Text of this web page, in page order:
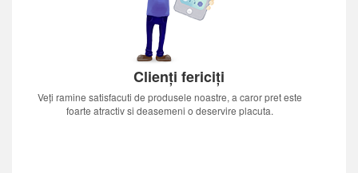
Clienți fericiți
Veți ramine satisfacuti de produsele noastre, a caror pret este
foarte atractiv si deasemeni o deservire placuta.